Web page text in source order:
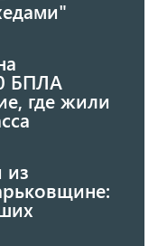
БПЛА
где жили
из